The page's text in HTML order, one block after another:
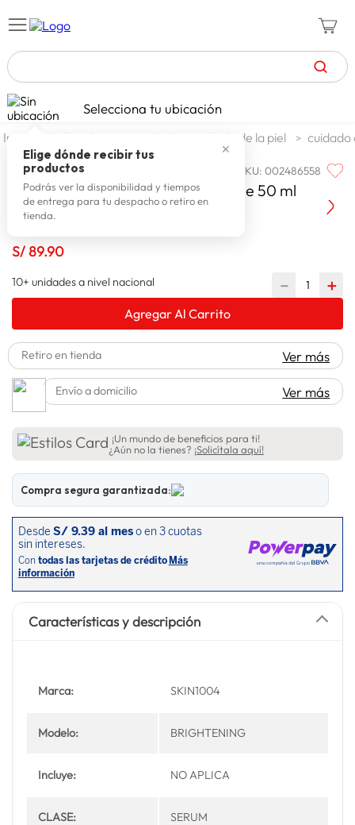
TÉRMINOS MÁS BUSCADOS
1. zapatillas mujer
2. celulares
3. zapatillas hombre
4. moda
terrex
9. spiderman
10. lavadora
Selecciona tu ubicación
✕
Elige dónde recibir tus
productos
Podrás ver la disponibilidad y tiempos
de entrega para tu despacho o retiro en
tienda.
belleza higiene y salud cuidado de la piel cuidado
MIXSOON SKU:002486558
Tone Brightening Capsule Ampoule 50 ml
S/89.90
10+ unidades a nivel nacional ＋
－
Agregar Al Carrito
Retiro en tienda Ver más
Envío a domicilio Ver más
¡Un mundo de beneficios para ti!
¿Aún no la tienes? ¡Solicítala aquí!
Compra segura garantizada:
Características y descripción
Marca: SKIN1004
Modelo: BRIGHTENING
Incluye: NO APLICA
CLASE: SERUM